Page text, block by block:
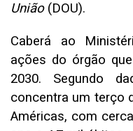
União(DOU).
Caberá ao
ações do órgão
2030. Segundo
concentra um terço
Américas, com